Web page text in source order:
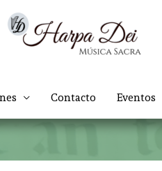
Contacto Eventos